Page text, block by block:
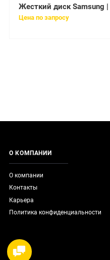
Цена по запросу
О КОМПАНИИ
О компании
Контакты
Карьера
Политика конфиденциальности